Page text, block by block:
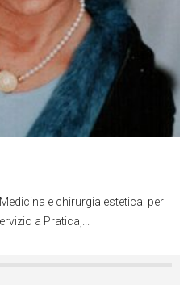
e chirurgia estetica: per
a Pratica,...